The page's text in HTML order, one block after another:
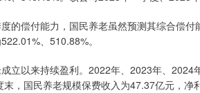
偿付能力，国民养老虽然预测其综合偿付
、510.88%。
以来持续盈利。2022年、2023年、2024
，国民养老规模保费收入为47.37亿元，净